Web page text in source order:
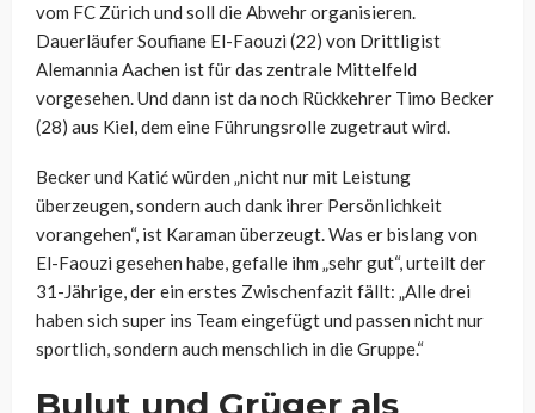
vom FC Zürich und soll die Abwehr organisieren.
Dauerläufer Soufiane El-Faouzi (22) von Drittligist
Alemannia Aachen ist für das zentrale Mittelfeld
vorgesehen. Und dann ist da noch Rückkehrer Timo Becker
(28) aus Kiel, dem eine Führungsrolle zugetraut wird.
Becker und Katić würden „nicht nur mit Leistung
überzeugen, sondern auch dank ihrer Persönlichkeit
vorangehen“, ist Karaman überzeugt. Was er bislang von
El-Faouzi gesehen habe, gefalle ihm „sehr gut“, urteilt der
31-Jährige, der ein erstes Zwischenfazit fällt: „Alle drei
haben sich super ins Team eingefügt und passen nicht nur
sportlich, sondern auch menschlich in die Gruppe.“